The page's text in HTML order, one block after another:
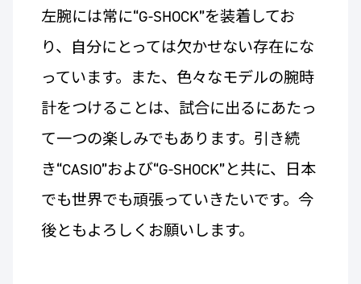
左腕には常に“G-SHOCK”を装着してお
り、自分にとっては欠かせない存在にな
っています。また、色々なモデルの腕時
計をつけることは、試合に出るにあたっ
て一つの楽しみでもあります。引き続
き“CASIO”および“G-SHOCK”と共に、日本
でも世界でも頑張っていきたいです。今
後ともよろしくお願いします。